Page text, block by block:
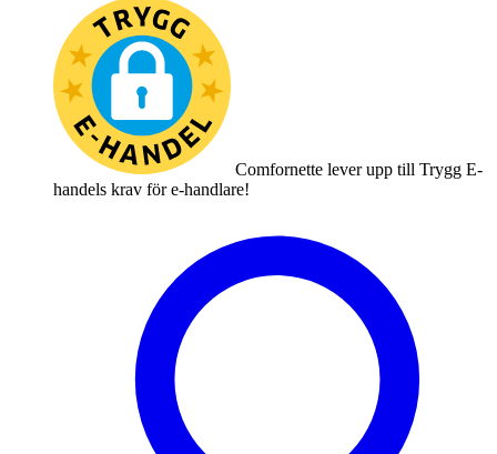
Comfornette lever upp till Trygg E-
handels krav för e-handlare!